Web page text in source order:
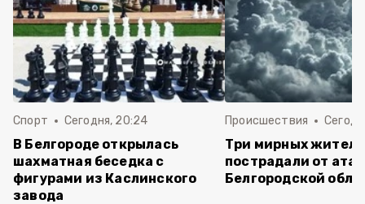
Спорт Сегодня, 20:24
В Белгороде открылась
шахматная беседка с
фигурами из Каслинского
завода
Происшествия
Три мирных жителя
пострадали от
Белгородской